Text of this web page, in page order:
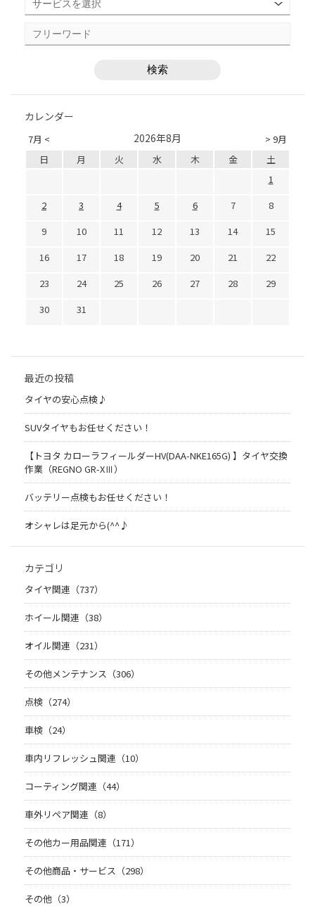
カレンダー
7月 < > 9月
2026年8月
日 月 火 水 木 金
土
1
2
3 4 5 6 7
8
9
10 11 12 13 14
15
16
17 18 19 20 21
22
23
24 25 26 27 28
29
30
31
最近の投稿
タイヤの安心点検♪
SUVタイヤもお任せください！
【トヨタ カローラフィールダーHV(DAA-NKE165G) 】タイヤ交換
作業（REGNO GR-XⅢ）
バッテリー点検もお任せください！
オシャレは足元から(^^♪
カテゴリ
タイヤ関連（737）
ホイール関連（38）
オイル関連（231）
その他メンテナンス（306）
点検（274）
車検（24）
車内リフレッシュ関連（10）
コーティング関連（44）
車外リペア関連（8）
その他カー用品関連（171）
その他商品・サービス（298）
その他（3）